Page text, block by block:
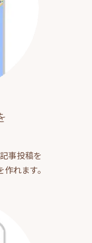
事投稿を
れます。